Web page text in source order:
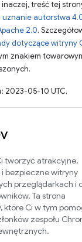
treść tej
uznanie autorstwa
2.0.
dotyczące witryny
znakiem
2023-05-10 UTC.
tworzyć atrakcyjne,
i bezpieczne witryny
przeglądarkach i
Ta strona
które Ci w tym
zespołu